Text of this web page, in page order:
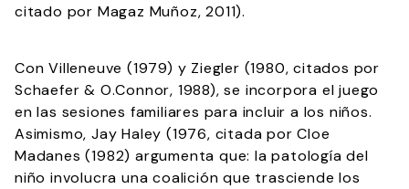
citado por Magaz Muñoz, 2011).
Con Villeneuve (1979) y Ziegler (1980, citados por
Schaefer & O.Connor, 1988), se incorpora el juego
en las sesiones familiares para incluir a los niños.
Asimismo, Jay Haley (1976, citada por Cloe
Madanes (1982) argumenta que: la patología del
niño involucra una coalición que trasciende los